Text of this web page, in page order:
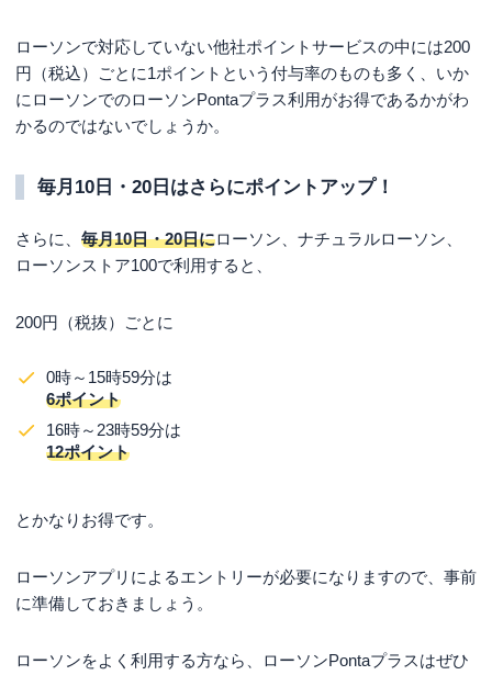
ローソンで対応していない他社ポイントサービスの中には200
円（税込）ごとに1ポイントという付与率のものも多く、いか
にローソンでのローソンPontaプラス利用がお得であるかがわ
かるのではないでしょうか。
毎月10日・20日はさらにポイントアップ！
さらに、 毎月10日・20日にローソン、ナチュラルローソン、
ローソンストア100で利用すると、
200円（税抜）ごとに
0時～15時59分は
6ポイント
16時～23時59分は
12ポイント
とかなりお得です。
ローソンアプリによるエントリーが必要になりますので、事前
に準備しておきましょう。
ローソンをよく利用する方なら、ローソンPontaプラスはぜひ